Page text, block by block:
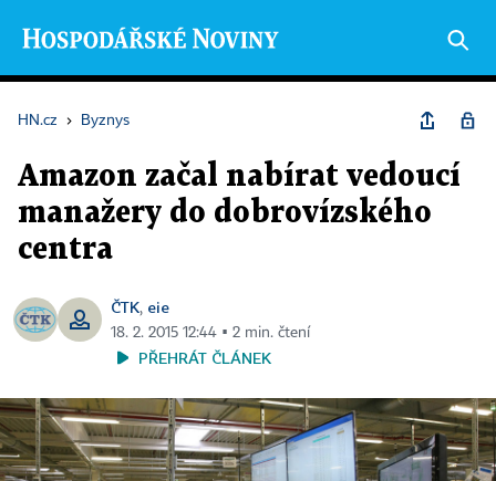
HN.cz › Byznys
Amazon začal nabírat vedoucí
manažery do dobrovízského
centra
ČTK, eie
18. 2. 2015 12:44 ▪ 2 min. čtení
PŘEHRÁT ČLÁNEK